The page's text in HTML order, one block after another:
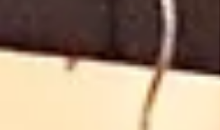
ているのかな⤴ 全然飽きない！ 前回2年前にチャレン